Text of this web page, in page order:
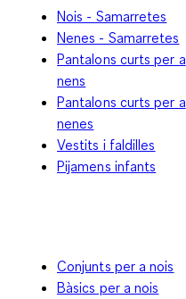
Nois - Samarretes
Nenes - Samarretes
Pantalons curts per a
nens
Pantalons curts per a
nenes
Vestits i faldilles
Pijamens infants
Conjunts per a nois
Bàsics per a nois